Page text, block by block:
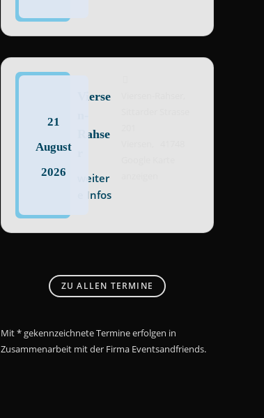
21
August
2026
Vierse
Rahse
weiter
e Infos
ZU ALLEN TERMINE
Mit * gekennzeichnete Termine erfolgen in
Zusammenarbeit mit der Firma Eventsandfriends.